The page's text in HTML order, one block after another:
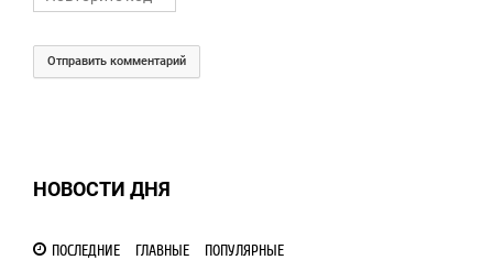
Отправить комментарий
НОВОСТИ ДНЯ
ПОСЛЕДНИЕ ГЛАВНЫЕ ПОПУЛЯРНЫЕ